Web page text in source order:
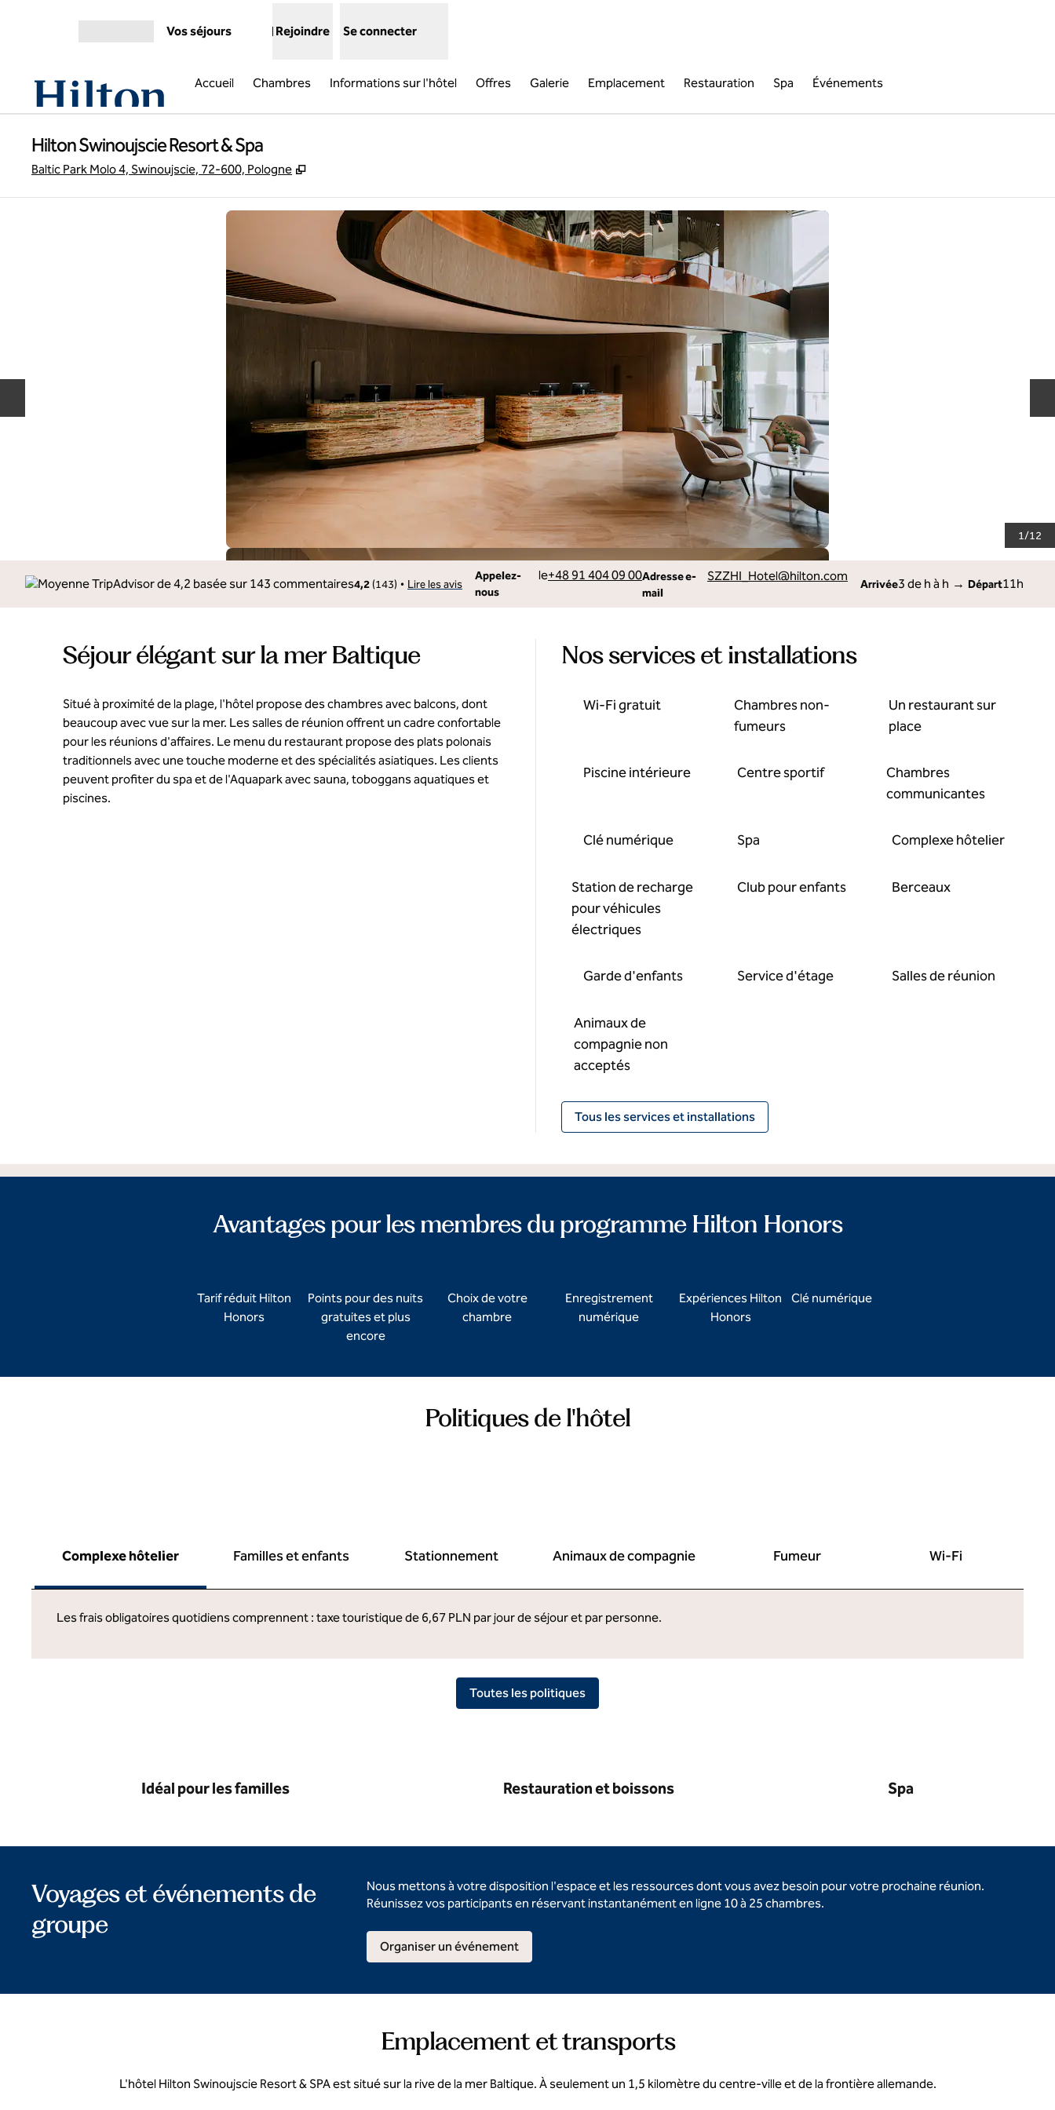
Vos séjours Rejoindre Se connecter
Accueil Chambres Informations sur l'hôtel Offres Galerie Emplacement Restauration Spa Événements
Hilton Swinoujscie Resort & Spa
Baltic Park Molo 4, Swinoujscie, 72-600, Pologne ,
1/12
4,2 (143) • Lire les avis
Appelez-
nous
Appelez le+48 91 404 09 00Adresse e-
mail
Email SZZHI_Hotel@hilton.com
Arrivée3 de h à h → Départ11h
Séjour élégant sur la mer Baltique
Situé à proximité de la plage, l'hôtel propose des chambres avec balcons, dont
beaucoup avec vue sur la mer. Les salles de réunion offrent un cadre confortable
pour les réunions d'affaires. Le menu du restaurant propose des plats polonais
traditionnels avec une touche moderne et des spécialités asiatiques. Les clients
peuvent profiter du spa et de l'Aquapark avec sauna, toboggans aquatiques et
piscines.
Nos services et installations
Wi-Fi gratuit
Chambres non-
fumeurs
Un restaurant sur
place
Piscine intérieure Centre sportif
Chambres
communicantes
Clé numérique Spa Complexe hôtelier
Station de recharge
pour véhicules
électriques
Club pour enfants Berceaux
Garde d'enfants Service d'étage Salles de réunion
Animaux de
compagnie non
acceptés
Tous les services et installations
Avantages pour les membres du programme Hilton Honors
Tarif réduit Hilton
Honors
Points pour des nuits
gratuites et plus
encore
Choix de votre
chambre
Enregistrement
numérique
Expériences Hilton
Honors
Clé numérique
Politiques de l'hôtel
Complexe hôtelier Familles et enfants Stationnement Animaux de compagnie Fumeur Wi-Fi
Les frais obligatoires quotidiens comprennent : taxe touristique de 6,67 PLN par jour de séjour et par personne.
Toutes les politiques
Idéal pour les familles Restauration et boissons Spa
Voyages et événements de
groupe
Nous mettons à votre disposition l'espace et les ressources dont vous avez besoin pour votre prochaine réunion.
Réunissez vos participants en réservant instantanément en ligne 10 à 25 chambres.
Organiser un événement
Emplacement et transports
L'hôtel Hilton Swinoujscie Resort & SPA est situé sur la rive de la mer Baltique. À seulement un 1,5 kilomètre du centre-ville et de la frontière allemande.